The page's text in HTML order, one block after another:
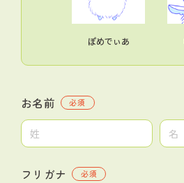
ぽめでぃあ
お名前 必須
フリガナ 必須